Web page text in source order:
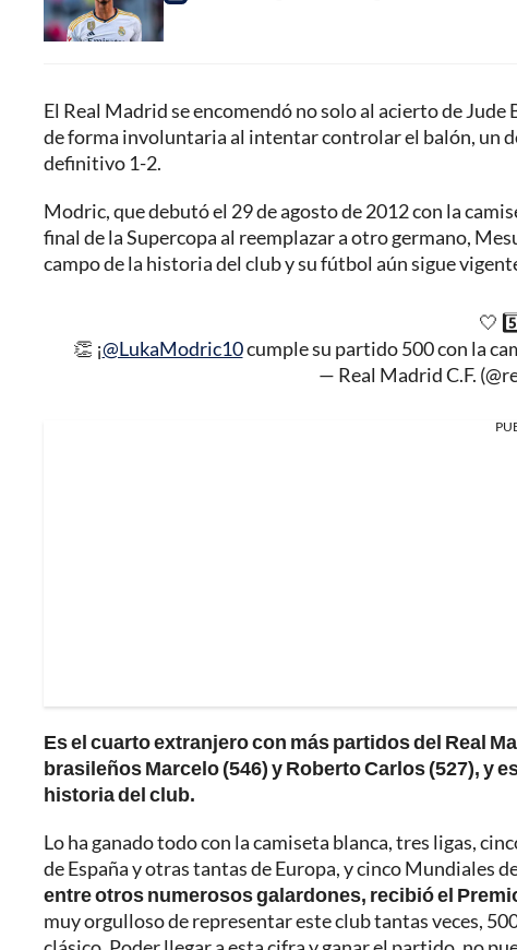
El Real Madrid se encomendó no solo al acierto de
de forma involuntaria al intentar controlar el balón, un
definitivo 1-2.
Modric, que debutó el 29 de agosto de 2012 con la
final de la Supercopa al reemplazar a otro germano,
campo de la historia del club y su fútbol aún sigue
🤍
👏 ¡@LukaModric10cumple su partido 500 con la
— Real Madrid C.F.
Es el cuarto extranjero con más partidos del Real
brasileños Marcelo (546) y Roberto Carlos (527), y
historia del club.
Lo ha ganado todo con la camiseta blanca, tres ligas,
de España y otras tantas de Europa, y cinco Mundiales
entre otros numerosos galardones, recibió el
muy orgulloso de representar este club tantas veces,